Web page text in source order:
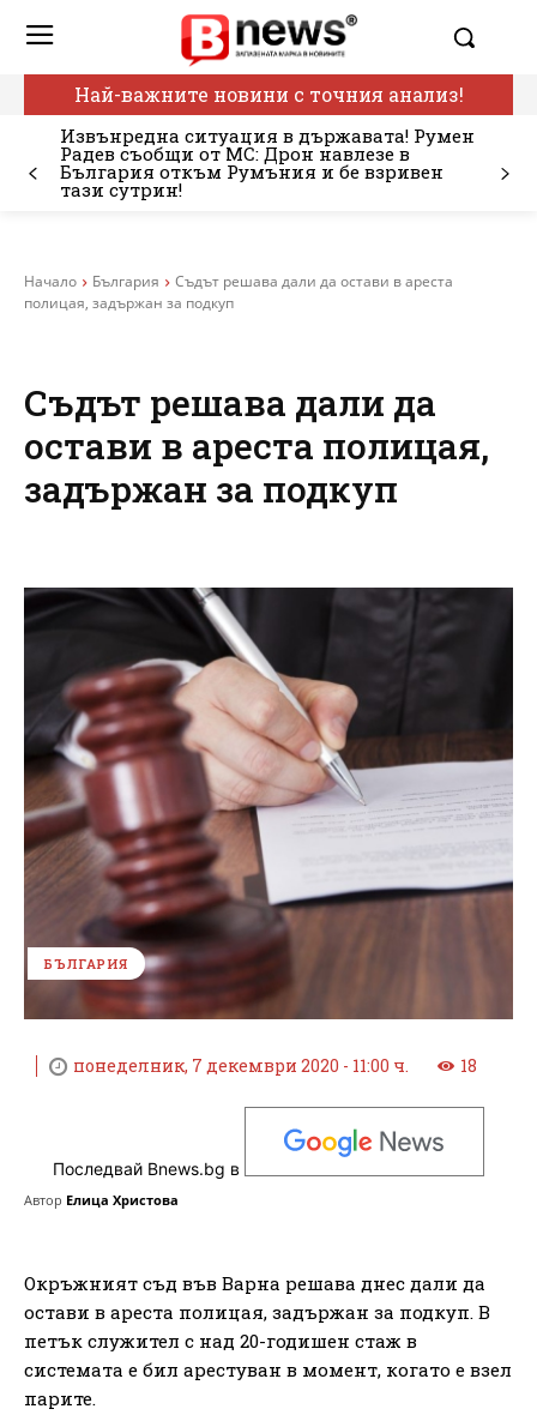
Най-важните новини с точния анализ!
Извънредна ситуация в държавата! Румен
Радев съобщи от МС: Дрон навлезе в
България откъм Румъния и бе взривен
тази сутрин!
Начало България
Съдът решава дали да остави в ареста
полицая, задържан за подкуп
Съдът решава дали да
остави в ареста полицая,
задържан за подкуп
БЪЛГАРИЯ
понеделник, 7 декември 2020 - 11:00 ч. 18
Последвай Bnews.bg в
Автор Елица Христова
Окръжният съд във Варна решава днес дали да
остави в ареста полицая, задържан за подкуп. В
петък служител с над 20-годишен стаж в
системата е бил арестуван в момент, когато е взел
парите.